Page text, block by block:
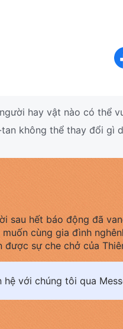
hay vật nào có thể
không thể thay đổi gì
sau hết báo động đã
cùng gia đình
được sự che chở của
hệ với chúng tôi qua